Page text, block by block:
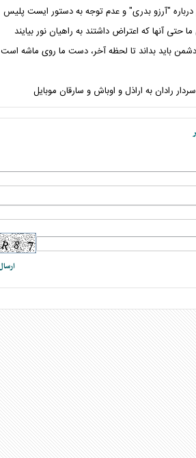
"آرزو بدری" و عدم توجه به دستور ایست پلیس
ما حتی آنها که اعتراض داشتند به راهیان نور بیایند
دشمن باید بداند تا لحظه آخر، دست ما روی ماشه است
رادان به اراذل و اوباش و سارقان موبایل